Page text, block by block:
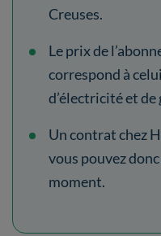
Creuses.
Le prix de
correspond à
d’électricité et de
Un contrat chez
vous pouvez
moment.